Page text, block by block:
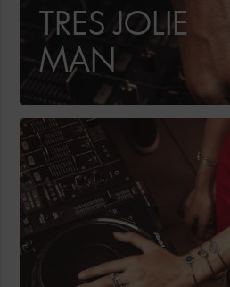
TRES JOLIE
MAN